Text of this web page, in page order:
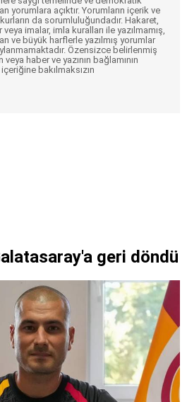
yorumlara açıktır. Yorumların içerik ve
da sorumluluğundadır. Hakaret,
imalar, imla kuralları ile yazılmamış,
ve büyük harflerle yazılmış yorumlar
Özensizce belirlenmiş
haber ve yazının bağlamının
bakılmaksızın
geri döndü